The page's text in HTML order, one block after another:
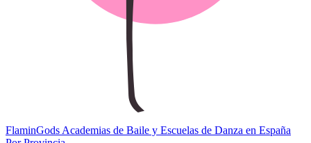
FlaminGods Academias de Baile y Escuelas de Danza en España